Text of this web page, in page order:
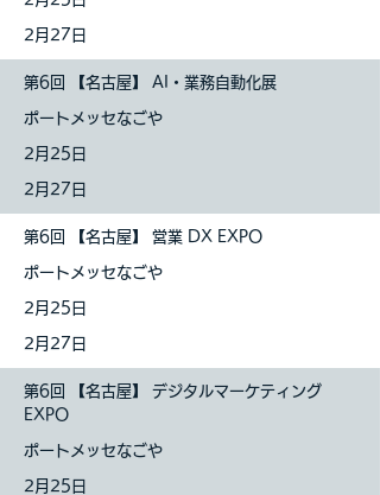
2月27日
第6回 【名古屋】 AI・業務自動化展
ポートメッセなごや
2月25日
2月27日
第6回 【名古屋】 営業 DX EXPO
ポートメッセなごや
2月25日
2月27日
第6回 【名古屋】 デジタルマーケティング
EXPO
ポートメッセなごや
2月25日